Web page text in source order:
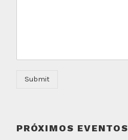
Submit
PRÓXIMOS EVENTOS